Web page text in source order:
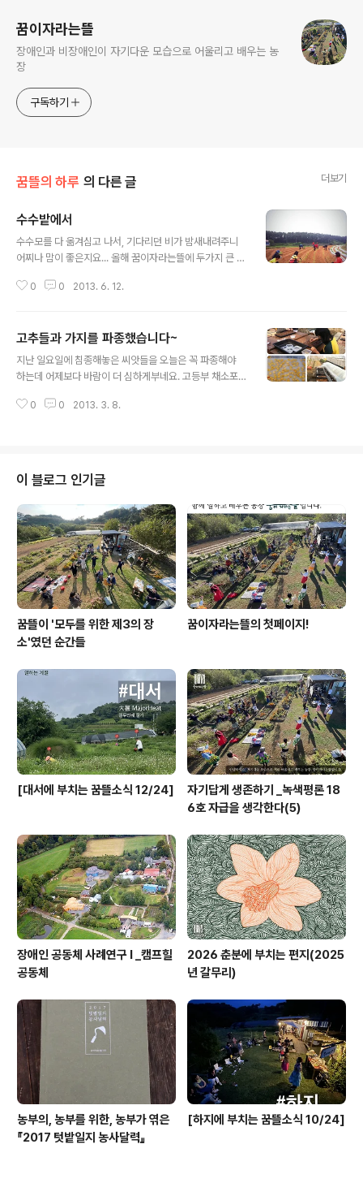
꿈이자라는뜰
장애인과 비장애인이 자기다운 모습으로 어울리고 배우는 농
장
구독하기
꿈뜰의 하루 의 다른 글 더보기
수수밭에서
수수모를 다 옮겨심고 나서, 기다리던 비가 밤새내려주니
어찌나 맘이 좋은지요... 올해 꿈이자라는뜰에 두가지 큰 변
와 주시는 동료가 생긴 것이구요, 또 하나는 농지를 늘린 것
분들의 도움을 받았습니다. 구정리 고요마을 이장님이 풀
이 잔뜩 자란 밭을 이른 봄에 갈아엎어주셨구요, 거름은 홍
동농협퇴비공장에서 무상으로 50포를 후원해주셨습니다.
이 도와주었고, 밭두둑을 만드는 일은 풀무전공부 장길섭
0 0 2013. 6. 12.
고추들과 가지를 파종했습니다~
지난 일요일에 침종해놓은 씨앗들을 오늘은 꼭 파종해야
하는데 어제보다 바람이 더 심하게부네요. 고등부 채소포
온상에도 바람이 심하게 들이치고... 어찌할까 고민하다가
전열온상도 잘 만들어서 설치를 마쳤습니다. 휴~ 한숨 돌
렸습니다. -3월 3일 침종, 오늘 8일 파종 -작년에 자가채
종한 노란 파프리카, 빨간파프리카, 칠성초랑 - 일전에 종
묘상에서 사놓은 가지, 꽈리고추, 청양고추, 피망 -각각 10
0주~200주
0 0 2013. 3. 8.
이 블로그 인기글
꿈뜰이 '모두를 위한 제3의 장
소'였던 순간들
꿈이자라는뜰의 첫페이지!
[대서에 부치는 꿈뜰소식 12/24]
자기답게 생존하기 _녹색평론 18
6호 자급을 생각한다(5)
장애인 공동체 사례연구 I _캠프힐
공동체
2026 춘분에 부치는 편지(2025
년 갈무리)
농부의, 농부를 위한, 농부가 엮은
『2017 텃밭일지 농사달력』
[하지에 부치는 꿈뜰소식 10/24]